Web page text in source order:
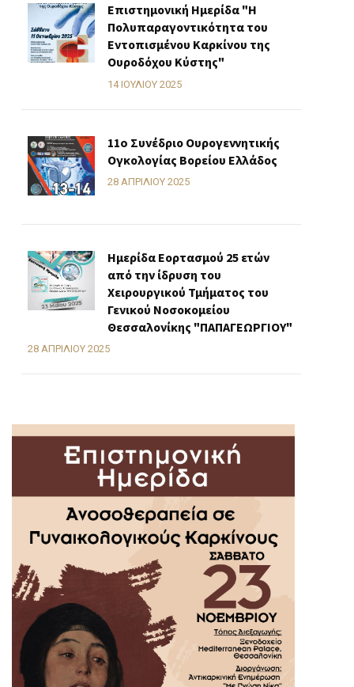
Επιστημονική Ημερίδα "Η
Πολυπαραγοντικότητα του
Εντοπισμένου Καρκίνου της
Ουροδόχου Κύστης"
14 ΙΟΥΛΊΟΥ 2025
11o Συνέδριο Ουρογεννητικής
Ογκολογίας Βορείου Ελλάδος
28 ΑΠΡΙΛΊΟΥ 2025
Ημερίδα Εορτασμού 25 ετών
από την ίδρυση του
Χειρουργικού Τμήματος του
Γενικού Νοσοκομείου
Θεσσαλονίκης "ΠΑΠΑΓΕΩΡΓΙΟΥ"
28 ΑΠΡΙΛΊΟΥ 2025